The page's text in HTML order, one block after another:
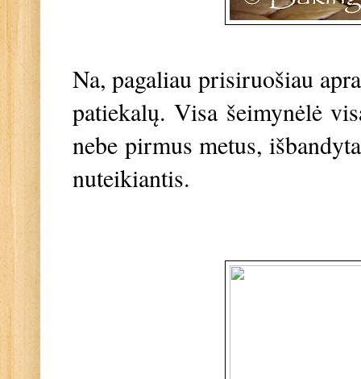
Na, pagaliau prisiruošiau
patiekalų. Visa šeimynėlė
nebe pirmus metus,
nuteikiantis.